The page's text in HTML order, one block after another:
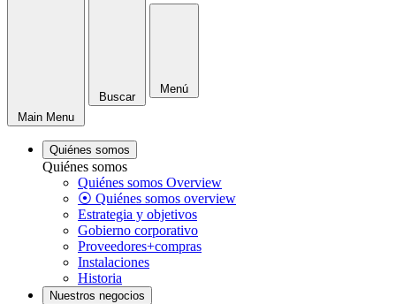
Main Menu
Buscar
Menú
Quiénes somos
Quiénes somos
Quiénes somos Overview
⦿ Quiénes somos overview
Estrategia y objetivos
Gobierno corporativo
Proveedores+compras
Instalaciones
Historia
Nuestros negocios